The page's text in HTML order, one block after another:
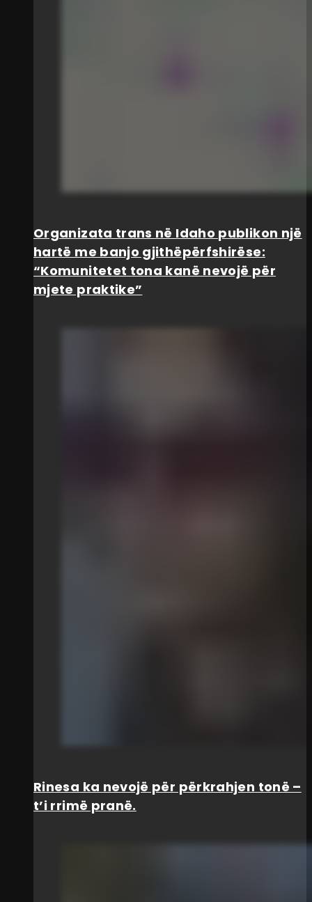
Organizata trans në Idaho publikon një
hartë me banjo gjithëpërfshirëse:
“Komunitetet tona kanë nevojë për
mjete praktike”
Rinesa ka nevojë për përkrahjen tonë –
t’i rrimë pranë.